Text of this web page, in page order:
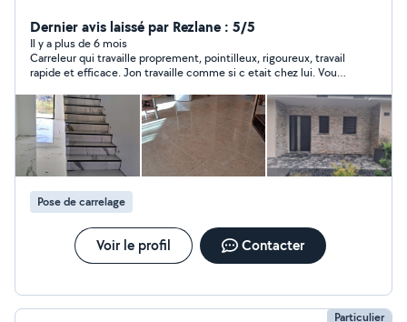
projets.
Dernier avis laissé par Rezlane : 5/5
Il y a plus de 6 mois
Carreleur qui travaille proprement, pointilleux, rigoureux, travail
rapide et efficace. Jon travaille comme si c etait chez lui. Vous
Pose de carrelage
Voir le profil Contacter
Particulier